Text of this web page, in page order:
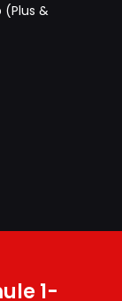
(Plus &
1-